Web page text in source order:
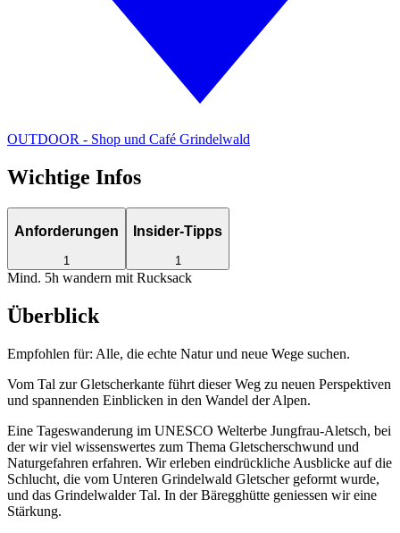
OUTDOOR - Shop und Café Grindelwald
Wichtige Infos
Anforderungen
1
Insider-Tipps
1
Mind. 5h wandern mit Rucksack
Überblick
Empfohlen für: Alle, die echte Natur und neue Wege suchen.
Vom Tal zur Gletscherkante führt dieser Weg zu neuen Perspektiven
und spannenden Einblicken in den Wandel der Alpen.
Eine Tageswanderung im UNESCO Welterbe Jungfrau-Aletsch, bei
der wir viel wissenswertes zum Thema Gletscherschwund und
Naturgefahren erfahren. Wir erleben eindrückliche Ausblicke auf die
Schlucht, die vom Unteren Grindelwald Gletscher geformt wurde,
und das Grindelwalder Tal. In der Bäregghütte geniessen wir eine
Stärkung.